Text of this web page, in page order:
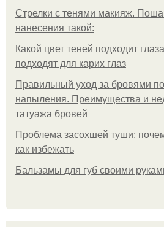
Стрелки с тенями макияж.
нанесения такой:
Какой цвет теней подходит
подходят для карих глаз
Правильный уход за бровями
напыления. Преимущества и
татуажа бровей
Проблема засохшей туши:
как избежать
Бальзамы для губ своими